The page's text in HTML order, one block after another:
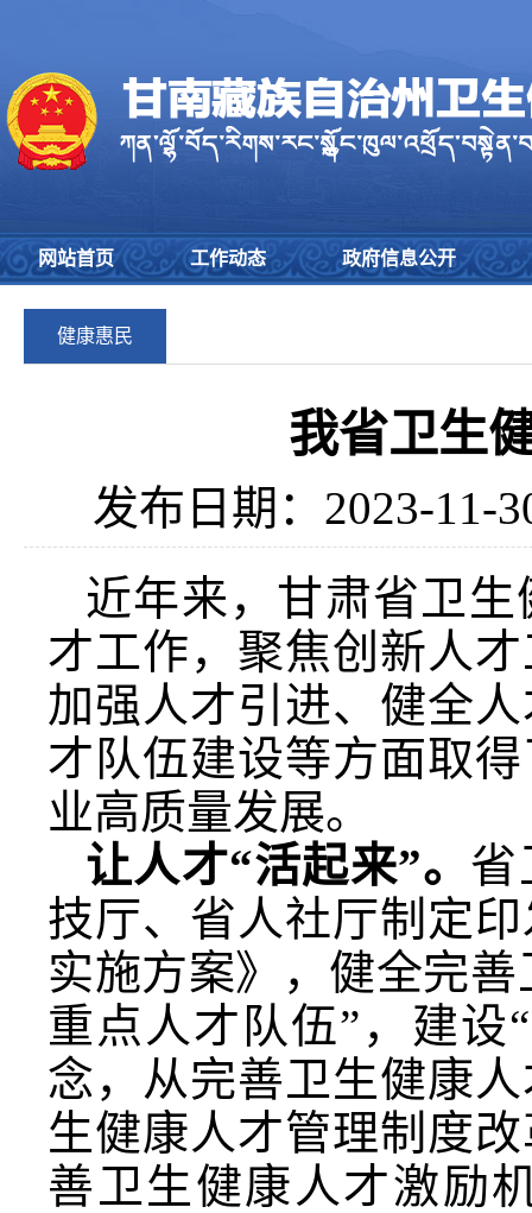
网站首页 工作动态 政府信息公开
健康惠民
我省卫生
发布日期：2023-11-
近年来，甘肃省卫
才工作，聚焦创新人
加强人才引进、健全
才队伍建设等方面取
业高质量发展。
让人才“活起来”。 省
技厅、省人社厅制定
实施方案》，健全完
重点人才队伍”，建设
念，从完善卫生健康
生健康人才管理制度
善卫生健康人才激励